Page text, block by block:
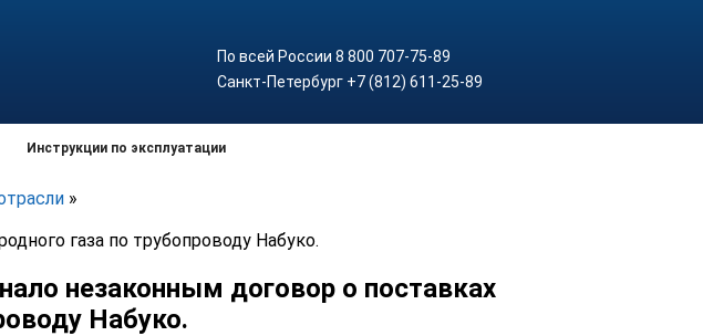
По всей России 8 800 707-75-89
Санкт-Петербург +7 (812) 611-25-89
Инструкции по эксплуатации
»
газа по трубопроводу Набуко.
незаконным договор о поставках
Набуко.